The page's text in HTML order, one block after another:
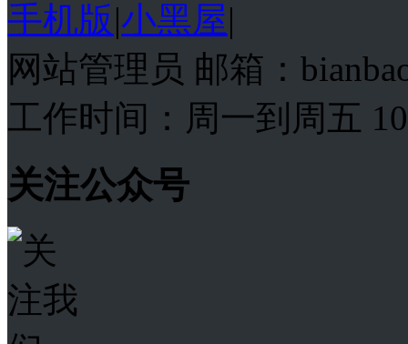
手机版|小黑屋|
网站管理员 邮箱：
工作时间：周一到周五
关注公众号